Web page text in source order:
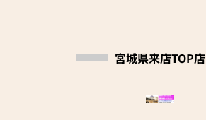
■店内に消毒液を常備しま
から車で約７分、国道４号宮城県来店TOP店